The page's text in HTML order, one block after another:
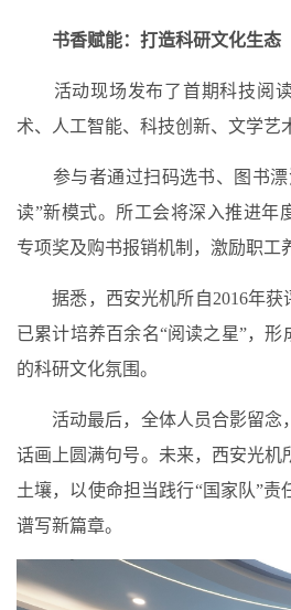
书香赋能：打造科研文化生态
活动现场发布了首期科技阅读
术、人工智能、科技创新、文学艺
参与者通过扫码选书、图书漂
读”新模式。所工会将深入推进年
专项奖及购书报销机制，激励职工
据悉，西安光机所自2016年获
已累计培养百余名“阅读之星”，形
的科研文化氛围。
活动最后，全体人员合影留念
话画上圆满句号。未来，西安光机
土壤，以使命担当践行“国家队”
谱写新篇章。